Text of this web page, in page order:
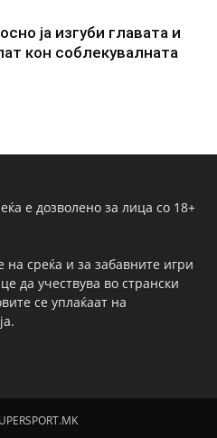
ја изгуби главата и
кон соблекувалната
е дозволено за лица со 18+
на среќа и за забавните игри
да учествува во странски
се уплаќаат на